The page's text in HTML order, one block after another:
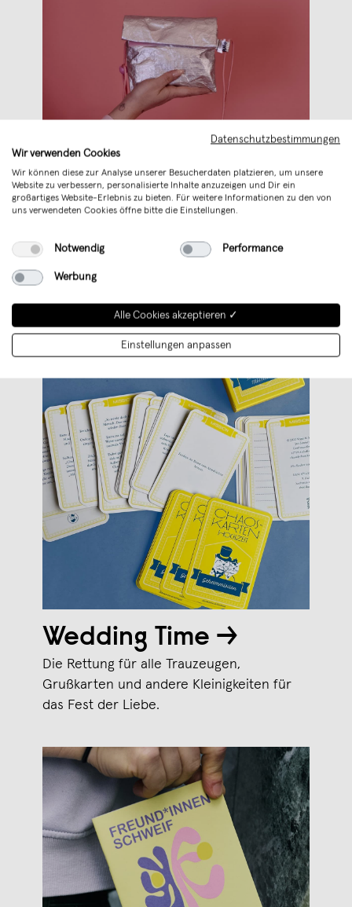
Beim Ausgehen nur noch die Essentials
dabei haben: Wir lieben Mini-Bags im
Urlaub!
Wedding Time →
Die Rettung für alle Trauzeugen,
Grußkarten und andere Kleinigkeiten für
das Fest der Liebe.
Datenschutzbestimmungen
Wir verwenden Cookies
Wir können diese zur Analyse unserer Besucherdaten platzieren, um unsere
Website zu verbessern, personalisierte Inhalte anzuzeigen und Dir ein
großartiges Website-Erlebnis zu bieten. Für weitere Informationen zu den von
uns verwendeten Cookies öffne bitte die Einstellungen.
Notwendig Performance
Werbung
Alle Cookies akzeptieren ✓
Einstellungen anpassen